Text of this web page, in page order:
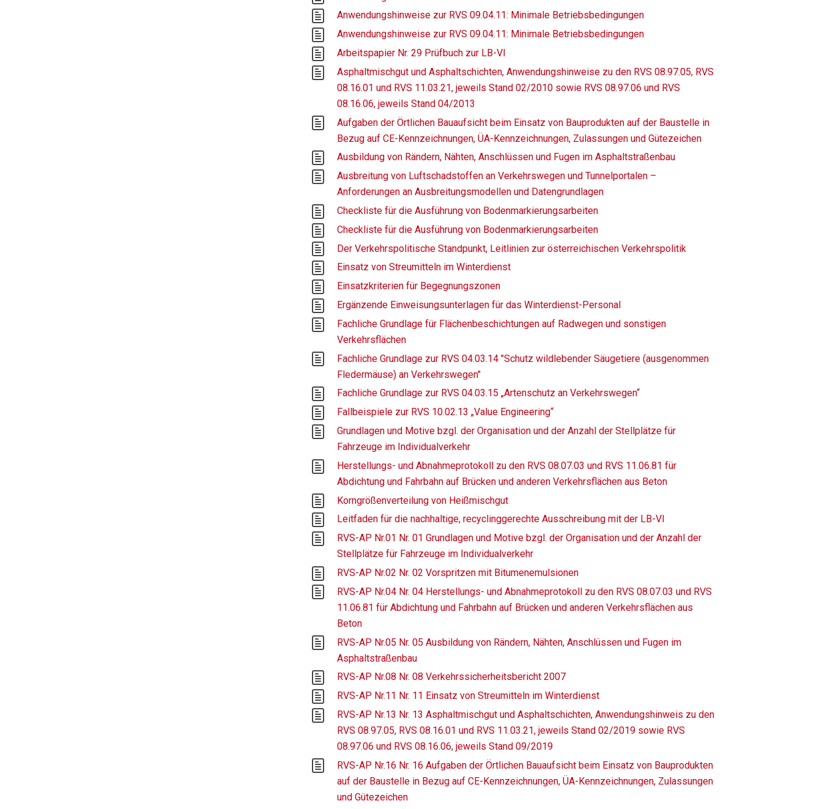
Anwendungshinweise zur RVS 09.04.11: Minimale Betriebsbedingungen
Anwendungshinweise zur RVS 09.04.11: Minimale Betriebsbedingungen
Arbeitspapier Nr. 29 Prüfbuch zur LB-VI
Asphaltmischgut und Asphaltschichten, Anwendungshinweise zu den RVS 08.97.05, RVS
08.16.01 und RVS 11.03.21, jeweils Stand 02/2010 sowie RVS 08.97.06 und RVS
08.16.06, jeweils Stand 04/2013
Aufgaben der Örtlichen Bauaufsicht beim Einsatz von Bauprodukten auf der Baustelle in
Bezug auf CE-Kennzeichnungen, ÜA-Kennzeichnungen, Zulassungen und Gütezeichen
Ausbildung von Rändern, Nähten, Anschlüssen und Fugen im Asphaltstraßenbau
Ausbreitung von Luftschadstoffen an Verkehrswegen und Tunnelportalen –
Anforderungen an Ausbreitungsmodellen und Datengrundlagen
Checkliste für die Ausführung von Bodenmarkierungsarbeiten
Checkliste für die Ausführung von Bodenmarkierungsarbeiten
Der Verkehrspolitische Standpunkt, Leitlinien zur österreichischen Verkehrspolitik
Einsatz von Streumitteln im Winterdienst
Einsatzkriterien für Begegnungszonen
Ergänzende Einweisungsunterlagen für das Winterdienst-Personal
Fachliche Grundlage für Flächenbeschichtungen auf Radwegen und sonstigen
Verkehrsflächen
Fachliche Grundlage zur RVS 04.03.14 "Schutz wildlebender Säugetiere (ausgenommen
Fledermäuse) an Verkehrswegen"
Fachliche Grundlage zur RVS 04.03.15 „Artenschutz an Verkehrswegen“
Fallbeispiele zur RVS 10.02.13 „Value Engineering“
Grundlagen und Motive bzgl. der Organisation und der Anzahl der Stellplätze für
Fahrzeuge im Individualverkehr
Herstellungs- und Abnahmeprotokoll zu den RVS 08.07.03 und RVS 11.06.81 für
Abdichtung und Fahrbahn auf Brücken und anderen Verkehrsflächen aus Beton
Korngrößenverteilung von Heißmischgut
Leitfaden für die nachhaltige, recyclinggerechte Ausschreibung mit der LB-VI
RVS-AP Nr.01 Nr. 01 Grundlagen und Motive bzgl. der Organisation und der Anzahl der
Stellplätze für Fahrzeuge im Individualverkehr
RVS-AP Nr.02 Nr. 02 Vorspritzen mit Bitumenemulsionen
RVS-AP Nr.04 Nr. 04 Herstellungs- und Abnahmeprotokoll zu den RVS 08.07.03 und RVS
11.06.81 für Abdichtung und Fahrbahn auf Brücken und anderen Verkehrsflächen aus
Beton
RVS-AP Nr.05 Nr. 05 Ausbildung von Rändern, Nähten, Anschlüssen und Fugen im
Asphaltstraßenbau
RVS-AP Nr.08 Nr. 08 Verkehrssicherheitsbericht 2007
RVS-AP Nr.11 Nr. 11 Einsatz von Streumitteln im Winterdienst
RVS-AP Nr.13 Nr. 13 Asphaltmischgut und Asphaltschichten, Anwendungshinweis zu den
RVS 08.97.05, RVS 08.16.01 und RVS 11.03.21, jeweils Stand 02/2019 sowie RVS
08.97.06 und RVS 08.16.06, jeweils Stand 09/2019
RVS-AP Nr.16 Nr. 16 Aufgaben der Örtlichen Bauaufsicht beim Einsatz von Bauprodukten
auf der Baustelle in Bezug auf CE-Kennzeichnungen, ÜA-Kennzeichnungen, Zulassungen
und Gütezeichen